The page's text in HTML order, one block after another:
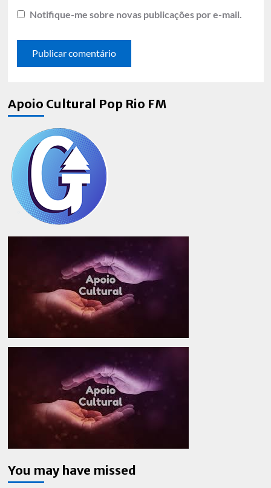
Notifique-me sobre novas publicações por e-mail.
Apoio Cultural Pop Rio FM
You may have missed